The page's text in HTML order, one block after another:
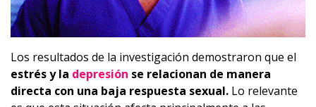
Los resultados de la investigación demostraron que el
estrés y la depresión se relacionan de manera
directa con una baja respuesta sexual. Lo relevante